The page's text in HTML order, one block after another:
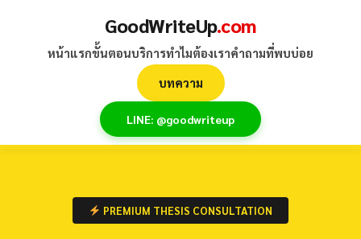
GoodWriteUp.com - รับทำ
วิจัย รับทำวิทยานิพนธ์
ดุษฎีนิพนธ์ ผลงานวิชาการ
ครบวงจร
GoodWriteUp.com
หน้าแรกขั้นตอนบริการทำไมต้องเราคำถามที่พบบ่อย
บทความ
LINE: @goodwriteup
PREMIUM THESIS CONSULTATION